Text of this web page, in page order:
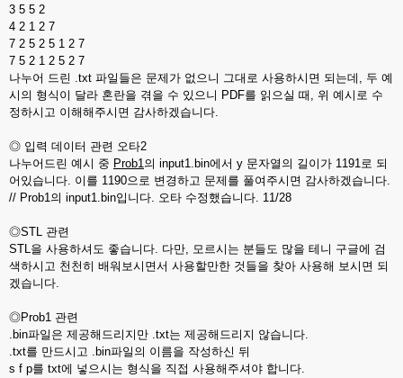
3 5 5 2
4 2 1 2 7
7 2 5 2 5 1 2 7
7 5 2 1 2 5 2 7
나누어 드린 .txt 파일들은 문제가 없으니 그대로 사용하시면 되는데, 두 예
시의 형식이 달라 혼란을 겪을 수 있으니 PDF를 읽으실 때, 위 예시로 수
정하시고 이해해주시면 감사하겠습니다.
◎ 입력 데이터 관련 오타2
나누어드린 예시 중 Prob1의 input1.bin에서 y 문자열의 길이가 1191로 되
어있습니다. 이를 1190으로 변경하고 문제를 풀여주시면 감사하겠습니다.
// Prob1의 input1.bin입니다. 오타 수정했습니다. 11/28
◎STL 관련
STL을 사용하셔도 좋습니다. 다만, 모르시는 분들도 많을 테니 구글에 검
색하시고 천천히 배워보시면서 사용할만한 것들을 찾아 사용해 보시면 되
겠습니다.
◎Prob1 관련
.bin파일은 제공해드리지만 .txt는 제공해드리지 않습니다.
.txt를 만드시고 .bin파일의 이름을 작성하신 뒤
s f p를 txt에 넣으시는 형식을 직접 사용해주셔야 합니다.